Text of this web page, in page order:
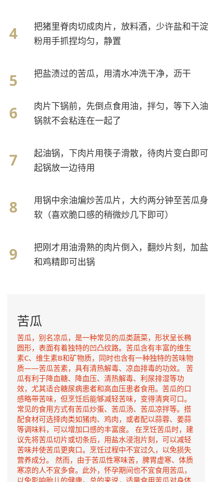
把猪里脊肉切成肉片，放料酒，少许盐和干淀
粉用手抓捏均匀，静置
把盐渍过的苦瓜，用清水冲洗干净，沥干
肉片下锅前，先倒点食用油，拌匀，等下入油
锅就不会粘连在一起了
起油锅，下肉片用筷子滑散，待肉片变白即可
起锅放一边待用
用锅中余油煸炒苦瓜片，大约两分钟至苦瓜身
软（喜欢脆口感的稍微炒几下即可）
把刚才用油滑熟的肉片倒入，翻炒片刻，加盐
和鸡精即可出锅
苦瓜
苦瓜，别名凉瓜，是一种常见的瓜类蔬菜，形状呈长椭
圆形，表面有着独特的凹凸纹路。苦瓜含有丰富的维生
素C、维生素B和矿物质，同时也含有一种独特的苦味物
质——苦瓜苦素，具有清热解毒、凉血排毒的功效。 苦
瓜有利于降血糖、降血压、清热解毒、利尿排湿等功
效，尤其适合糖尿病患者和高血压患者食用。苦瓜的口
感略带苦味，但烹饪后能够减轻苦味，变得清爽可口。
常见的食用方式有苦瓜炒蛋、苦瓜汤、苦瓜凉拌等。搭
配食材可选择肉类如猪肉、鸡肉，或者配以蒜蓉、姜蒜
等调味料，可以增加口感的丰富度。 在烹饪苦瓜时，建
议先将苦瓜切片或切条后，用盐水浸泡片刻，可以减轻
苦味并使苦瓜更爽口。烹饪过程中不宜过久，以免损失
营养成分。 然而，由于苦瓜性寒味苦，脾胃虚寒、体质
寒凉的人不宜多食。此外，怀孕期间也不宜食用苦瓜，